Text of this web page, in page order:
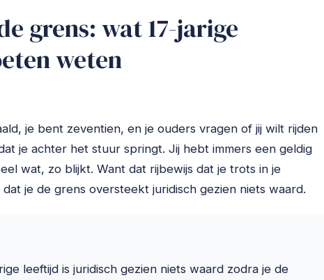
grens: wat 17-jarige
weten
je bent zeventien, en je ouders vragen of jij wilt rijden
je achter het stuur springt. Jij hebt immers een geldig
wat, zo blijkt. Want dat rijbewijs dat je trots in je
je de grens oversteekt juridisch gezien niets waard.
leeftijd is juridisch gezien niets waard zodra je de